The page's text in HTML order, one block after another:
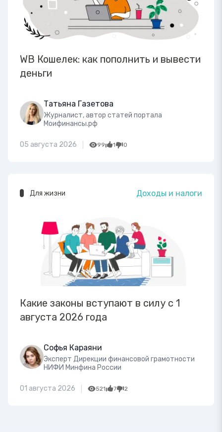
WB Кошелек: как пополнить и вывести
деньги
Татьяна Газетова
Журналист, автор статей портала
Моифинансы.рф
05 августа 2026 99 1 0
Для жизни Доходы и налоги
Какие законы вступают в силу с 1
августа 2026 года
Софья Караяни
Эксперт Дирекции финансовой грамотности
НИФИ Минфина России
01 августа 2026 521 7 2